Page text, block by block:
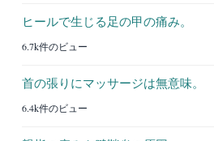
ヒールで生じる足の甲の痛み。
6.7k件のビュー
首の張りにマッサージは無意味。
6.4k件のビュー